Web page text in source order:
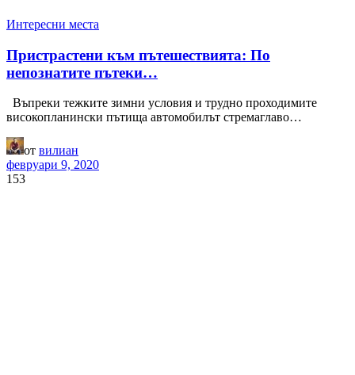
Интересни места
Пристрастени към пътешествията: По
непознатите пътеки…
Въпреки тежките зимни условия и трудно проходимите
високопланински пътища автомобилът стремаглаво…
от вилиан
февруари 9, 2020
153